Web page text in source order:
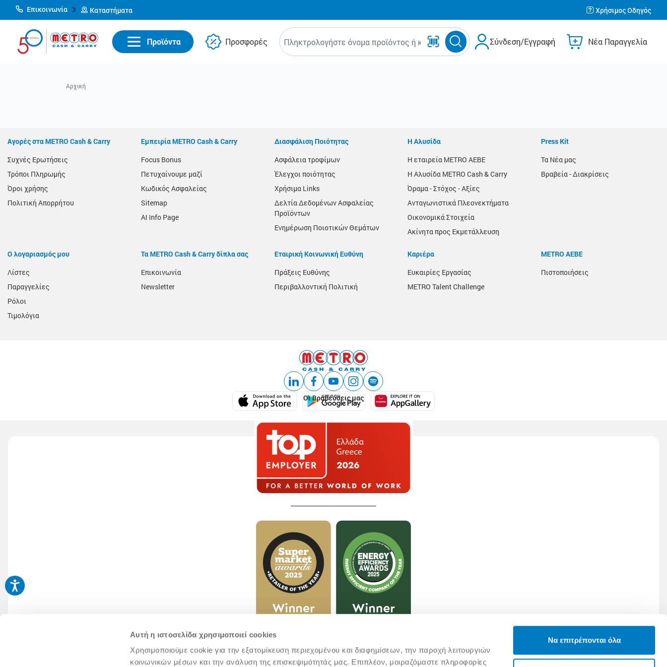
Αυτή η ιστοσελίδα χρησιμοποιεί cookies
Χρησιμοποιούμε cookie για την εξατομίκευση περιεχομένου και διαφημίσεων, την παροχή λειτουργιών
κοινωνικών μέσων και την ανάλυση της επισκεψιμότητάς μας. Επιπλέον, μοιραζόμαστε πληροφορίες
Να επιτρέπονται όλα
Επικοινωνία Καταστήματα Χρήσιμος Οδηγός
Προϊόντα Προσφορές Σύνδεση/Εγγραφή Νέα Παραγγελία
Αγορές στα METRO Cash & Carry
Συχνές Ερωτήσεις
Τρόποι Πληρωμής
Όροι χρήσης
Πολιτική Απορρήτου
Εμπειρία METRO Cash & Carry
Focus Bonus
Πετυχαίνουμε μαζί
Κωδικός Ασφαλείας
Sitemap
AI Info Page
Διασφάλιση Ποιότητας
Ασφάλεια τροφίμων
Έλεγχοι ποιότητας
Χρήσιμα Links
Δελτία Δεδομένων Ασφαλείας
Προϊόντων
Ενημέρωση Ποιοτικών Θεμάτων
Η Αλυσίδα
Η εταιρεία METRO AEBE
Η Αλυσίδα METRO Cash & Carry
Όραμα - Στόχος - Αξίες
Ανταγωνιστικά Πλεονεκτήματα
Οικονομικά Στοιχεία
Ακίνητα προς Εκμετάλλευση
Press Kit
Τα Νέα μας
Βραβεία - Διακρίσεις
Ο λογαριασμός μου
Λίστες
Παραγγελίες
Ρόλοι
Τιμολόγια
Τα METRO Cash & Carry δίπλα σας
Επικοινωνία
Newsletter
Εταιρική Κοινωνική Ευθύνη
Πράξεις Ευθύνης
Περιβαλλοντική Πολιτική
Καριέρα
Ευκαιρίες Εργασίας
METRO Talent Challenge
METRO ΑΕΒΕ
Πιστοποιήσεις
Οι Βραβεύσεις μας